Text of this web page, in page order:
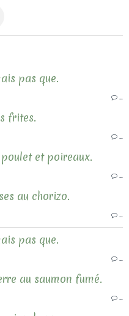
pas que.
frites.
et poireaux.
au chorizo.
pas que.
au saumon fumé.